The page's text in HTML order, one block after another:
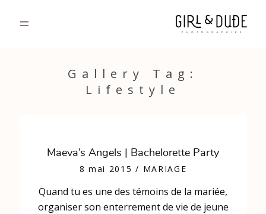
Gallery Tag:
Lifestyle
Maeva’s Angels | Bachelorette Party
8 mai 2015/ MARIAGE
Quand tu es une des témoins de la mariée,
organiser son enterrement de vie de jeune
JOURNAL
CONTACT
GALERIES PRIVÉES